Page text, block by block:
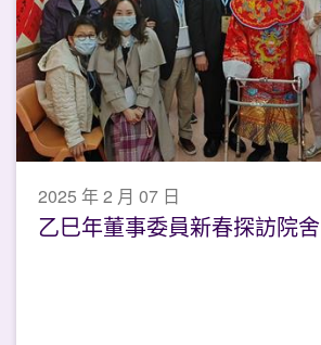
2025 年 2 月 07 日
乙巳年董事委員新春探訪院舍